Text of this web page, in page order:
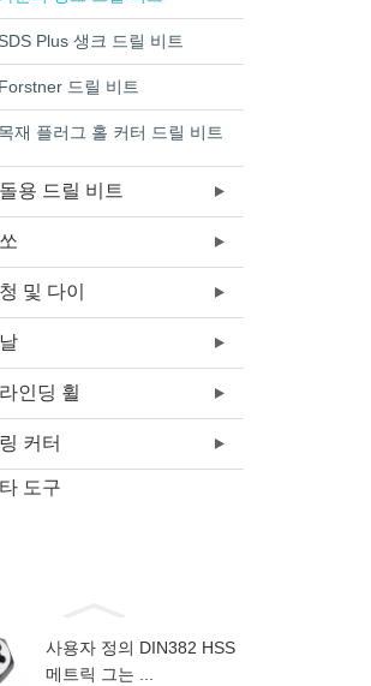
SDS Plus 생크 드릴 비트
Forstner 드릴 비트
목재 플러그 홀 커터 드릴 비트
용 드릴 비트
및 다이
인딩 휠
커터
도구
사용자 정의 DIN382 HSS
메트릭 그는 ...